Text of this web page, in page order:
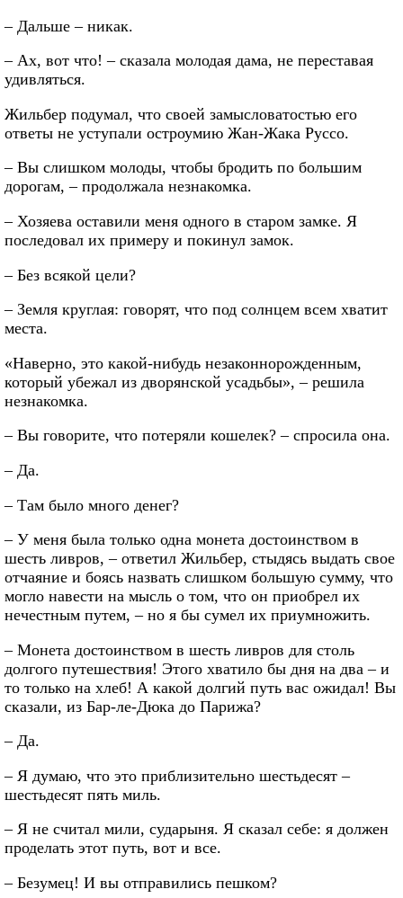
– Дальше – никак.
– Ах, вот что! – сказала молодая дама, не переставая
удивляться.
Жильбер подумал, что своей замысловатостью его
ответы не уступали остроумию Жан-Жака Руссо.
– Вы слишком молоды, чтобы бродить по большим
дорогам, – продолжала незнакомка.
– Хозяева оставили меня одного в старом замке. Я
последовал их примеру и покинул замок.
– Без всякой цели?
– Земля круглая: говорят, что под солнцем всем хватит
места.
«Наверно, это какой-нибудь незаконнорожденным,
который убежал из дворянской усадьбы», – решила
незнакомка.
– Вы говорите, что потеряли кошелек? – спросила она.
– Да.
– Там было много денег?
– У меня была только одна монета достоинством в
шесть ливров, – ответил Жильбер, стыдясь выдать свое
отчаяние и боясь назвать слишком большую сумму, что
могло навести на мысль о том, что он приобрел их
нечестным путем, – но я бы сумел их приумножить.
– Монета достоинством в шесть ливров для столь
долгого путешествия! Этого хватило бы дня на два – и
то только на хлеб! А какой долгий путь вас ожидал! Вы
сказали, из Бар-ле-Дюка до Парижа?
– Да.
– Я думаю, что это приблизительно шестьдесят –
шестьдесят пять миль.
– Я не считал мили, сударыня. Я сказал себе: я должен
проделать этот путь, вот и все.
– Безумец! И вы отправились пешком?